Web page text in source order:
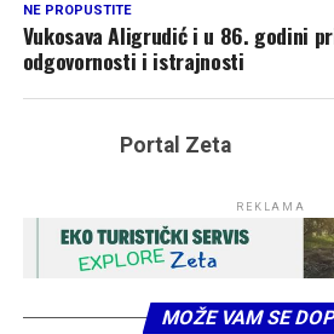
NE PROPUSTITE
Vukosava Aligrudić i u 86. godini
odgovornosti i istrajnosti
Portal Zeta
REKLAMA
MOŽE VAM SE